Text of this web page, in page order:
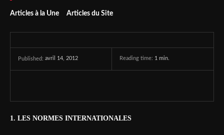
Articles à la Une Articles du Site
Published: avril 14, 2012 Reading time: 1 min.
1. LES NORMES INTERNATIONALES